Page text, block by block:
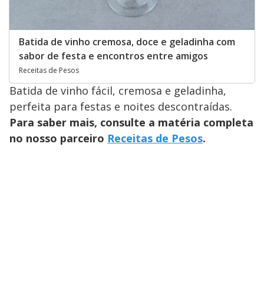
Batida de vinho cremosa, doce e geladinha com
sabor de festa e encontros entre amigos
Receitas de Pesos
Batida de vinho fácil, cremosa e geladinha,
perfeita para festas e noites descontraídas.
Para saber mais, consulte a matéria completa
no nosso parceiro Receitas de Pesos.